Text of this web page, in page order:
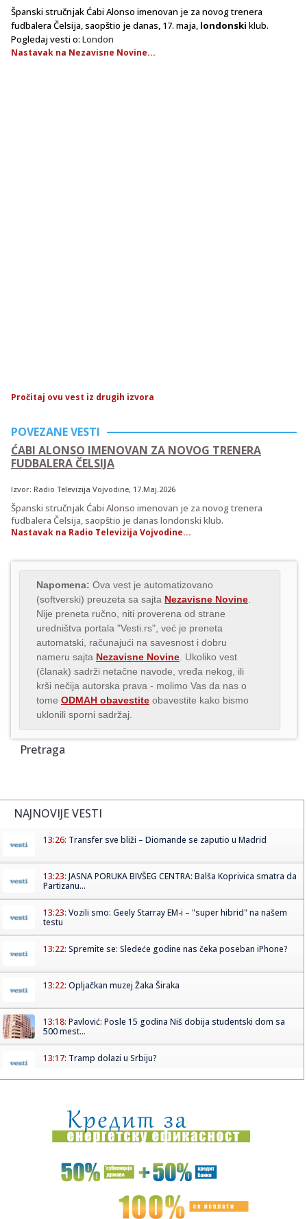
Španski stručnjak Ćabi Alonso imenovan je za novog trenera
fudbalera Čelsija, saopštio je danas, 17. maja, londonski klub.
Pogledaj vesti o: London
Nastavak na Nezavisne Novine...
Pročitaj ovu vest iz drugih izvora
POVEZANE VESTI
ĆABI ALONSO IMENOVAN ZA NOVOG TRENERA
FUDBALERA ČELSIJA
Izvor: Radio Televizija Vojvodine, 17.Maj.2026
Španski stručnjak Ćabi Alonso imenovan je za novog trenera
fudbalera Čelsija, saopštio je danas londonski klub.
Nastavak na Radio Televizija Vojvodine...
Napomena: Ova vest je automatizovano
(softverski) preuzeta sa sajta Nezavisne Novine
Nije preneta ručno, niti proverena od strane
uredništva portala "Vesti.rs", već je preneta
automatski, računajući na savesnost i dobru
nameru sajta Nezavisne Novine . Ukoliko vest
(članak) sadrži netačne navode, vređa nekog, ili
krši nečija autorska prava - molimo Vas da nas o
tome ODMAH obavestite obavestite kako bismo
uklonili sporni sadržaj.
Pretraga
NAJNOVIJE VESTI
13:26: Transfer sve bliži – Diomande se zaputio u Madrid
13:23: JASNA PORUKA BIVŠEG CENTRA: Balša Koprivica smatra da
Partizanu...
13:23: Vozili smo: Geely Starray EM-i – "super hibrid" na našem
testu
13:22: Spremite se: Sledeće godine nas čeka poseban iPhone?
13:22: Opljačkan muzej Žaka Širaka
13:18: Pavlović: Posle 15 godina Niš dobija studentski dom sa
500 mest...
13:17: Tramp dolazi u Srbiju?
13:17:Ko posle Vokera? Pet NBA imena koja bi mogla da pojačaju
Partiza...
13:16:Пројекција филма “Сањани” ...
ZLATIBORE MOJ MEDENI: Od 6. do 9. avgusta sajam meda